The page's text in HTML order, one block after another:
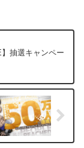
】抽選キャンペー